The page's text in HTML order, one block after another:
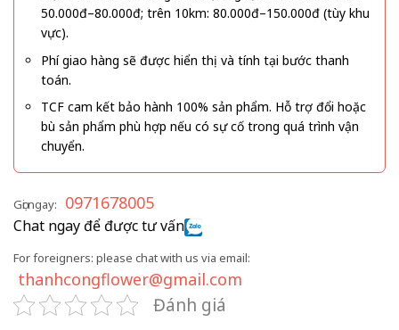
50.000đ–80.000đ; trên 10km: 80.000đ–150.000đ (tùy khu
vực).
Phí giao hàng sẽ được hiển thị và tính tại bước thanh
toán.
TCF cam kết bảo hành 100% sản phẩm. Hỗ trợ đổi hoặc
bù sản phẩm phù hợp nếu có sự cố trong quá trình vận
chuyển.
Gọi ngay: 0971678005
Chat ngay để được tư vấn
For foreigners: please chat with us via email:
thanhcongflower@gmail.com
Đánh giá